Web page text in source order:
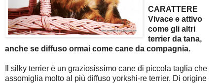
CARATTERE
Vivace e attivo
come gli altri
terrier da tana,
anche se diffuso ormai come cane da compagnia.
Il silky terrier è un graziosissimo cane di piccola taglia che
assomiglia molto al più diffuso yorkshi-re terrier. Di origine